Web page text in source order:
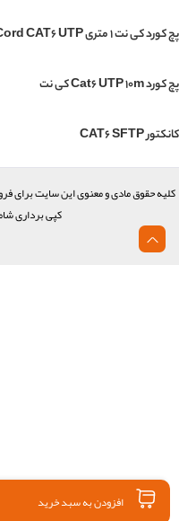
افزودن به سبد خرید
پچ کورد کی نت 1 متری K-net Patch Cord CAT6 UTP
پچ کورد Cat6 UTP 10m کی نت
کانکتور CAT6 SFTP
کلیه حقوق مادی و معنوی این سایت برای
کپی برداری